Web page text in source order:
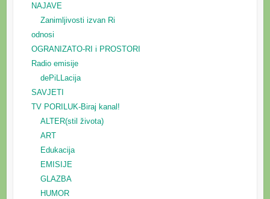
NAJAVE
Zanimljivosti izvan Ri
odnosi
OGRANIZATO-RI i PROSTORI
Radio emisije
dePiLLacija
SAVJETI
TV PORILUK-Biraj kanal!
ALTER(stil života)
ART
Edukacija
EMISIJE
GLAZBA
HUMOR